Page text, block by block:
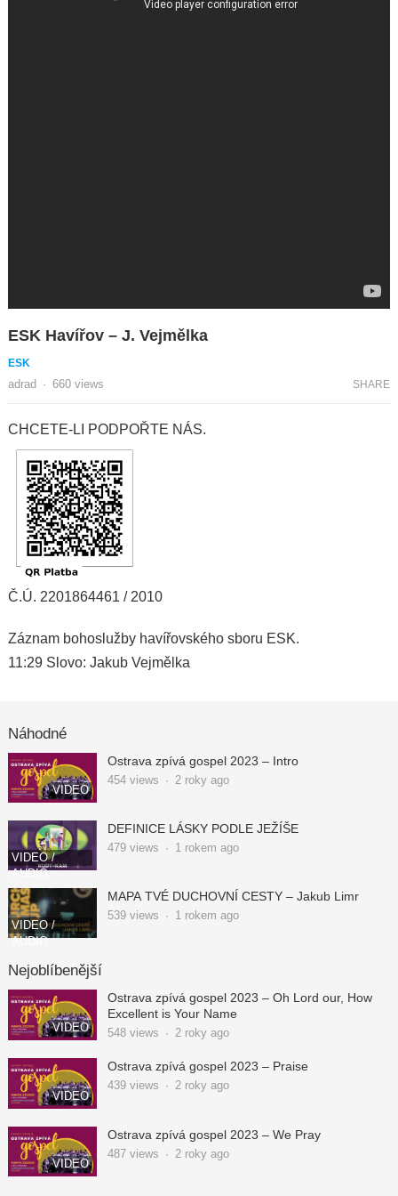
ESK Havířov – J. Vejmělka
ESK
adrad · 660views SHARE
CHCETE-LI PODPOŘTE NÁS.
Č.Ú. 2201864461 / 2010
Záznam bohoslužby havířovského sboru ESK.
11:29 Slovo: Jakub Vejmělka
Náhodné
VIDEO
Ostrava zpívá gospel 2023 – Intro
454views · 2 roky ago
VIDEO /
AUDIO
DEFINICE LÁSKY PODLE JEŽÍŠE
479views · 1 rokem ago
VIDEO /
AUDIO
MAPA TVÉ DUCHOVNÍ CESTY – Jakub Limr
539views · 1 rokem ago
Nejoblíbenější
VIDEO
Ostrava zpívá gospel 2023 – Oh Lord our, How
Excellent is Your Name
548views · 2 roky ago
VIDEO
Ostrava zpívá gospel 2023 – Praise
439views · 2 roky ago
VIDEO
Ostrava zpívá gospel 2023 – We Pray
487views · 2 roky ago